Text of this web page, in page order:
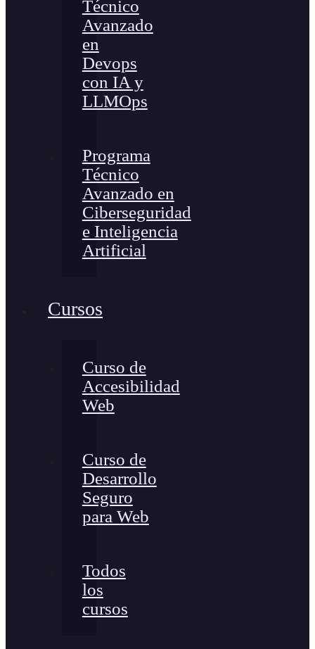
Técnico
Avanzado
en
Devops
con IA y
LLMOps
Programa
Técnico
Avanzado en
Ciberseguridad
e Inteligencia
Artificial
Cursos
Curso de
Accesibilidad
Web
Curso de
Desarrollo
Seguro
para Web
Todos
los
cursos